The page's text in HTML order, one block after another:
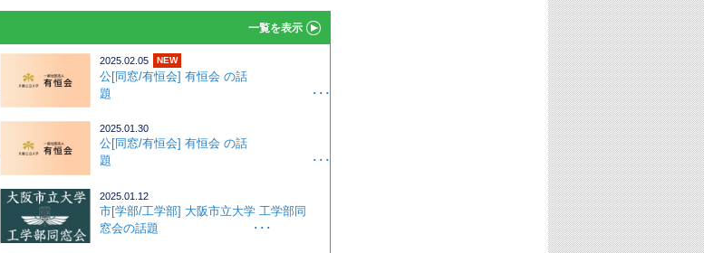
一覧を表示
2025.02.05 NEW
公[同窓/有恒会] 有恒会 の話
題 ･･･
2025.01.30
公[同窓/有恒会] 有恒会 の話
題 ･･･
2025.01.12
市[学部/工学部] 大阪市立大学 工学部同
窓会の話題 ･･･